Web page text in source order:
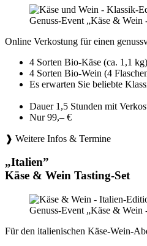
Genuss-Event „Käse &
Online Verkostung für einen
4 Sorten Bio-Käse (ca. 1,1 kg)
4 Sorten Bio-Wein (4
Es erwarten Sie beliebte
Dauer 1,5 Stunden mit
Nur 99,– €
❱ Weitere Infos & Termine
„Italien”
Käse & Wein Tasting-Set
Genuss-Event „Käse &
Für den italienischen Käse-Wein-